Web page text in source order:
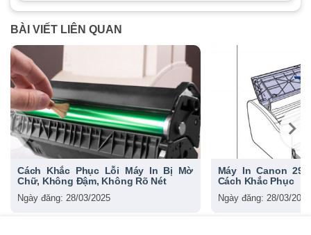
BÀI VIẾT LIÊN QUAN
Cách Khắc Phục Lỗi Máy In Bị Mờ
Chữ, Không Đậm, Không Rõ Nét
Ngày đăng: 28/03/2025
Máy In Canon
Cách Khắc Phục
Ngày đăng: 28/03/2025